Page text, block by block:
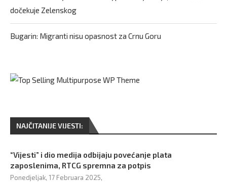
dočekuje Zelenskog
Bugarin: Migranti nisu opasnost za Crnu Goru
NAJČITANIJE VIJESTI:
“Vijesti” i dio medija odbijaju povećanje plata
zaposlenima, RTCG spremna za potpis
Ponedjeljak, 17 Februara 2025,